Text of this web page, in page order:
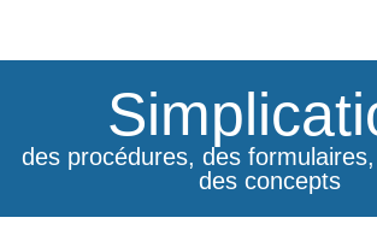
des procédures, des
des concepts